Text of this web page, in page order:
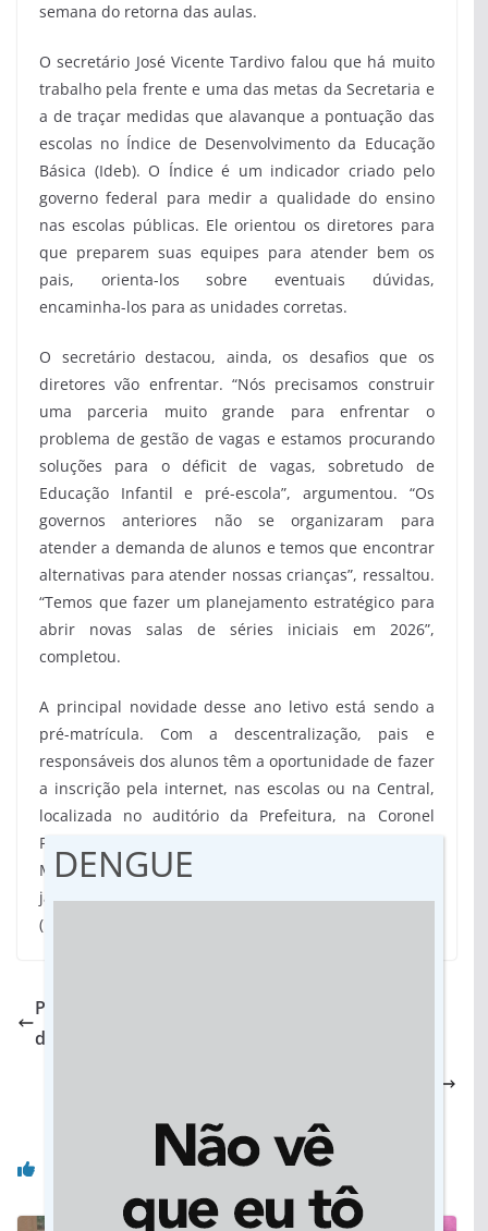
semana do retorna das aulas.
O secretário José Vicente Tardivo falou que há muito
trabalho pela frente e uma das metas da Secretaria e
a de traçar medidas que alavanque a pontuação das
escolas no Índice de Desenvolvimento da Educação
Básica (Ideb). O Índice é um indicador criado pelo
governo federal para medir a qualidade do ensino
nas escolas públicas. Ele orientou os diretores para
que preparem suas equipes para atender bem os
pais, orienta-los sobre eventuais dúvidas,
encaminha-los para as unidades corretas.
O secretário destacou, ainda, os desafios que os
diretores vão enfrentar. “Nós precisamos construir
uma parceria muito grande para enfrentar o
problema de gestão de vagas e estamos procurando
soluções para o déficit de vagas, sobretudo de
Educação Infantil e pré-escola”, argumentou. “Os
governos anteriores não se organizaram para
atender a demanda de alunos e temos que encontrar
alternativas para atender nossas crianças”, ressaltou.
“Temos que fazer um planejamento estratégico para
abrir novas salas de séries iniciais em 2026”,
completou.
A principal novidade desse ano letivo está sendo a
pré-matrícula. Com a descentralização, pais e
responsáveis dos alunos têm a oportunidade de fazer
a inscrição pela internet, nas escolas ou na Central,
localizada no auditório da Prefeitura, na Coronel
Ponciano. A primeira fase da pré-matrícula na Rede
Municipal de Ensino prossegue até o dia 17 de
janeiro. O ano letivo terá início em 10 de fevereiro.
(
Período de pré-matrículas termina e lista de
designação estará disponível dia 12 no Estado
Você pode gostar também
DENGUE